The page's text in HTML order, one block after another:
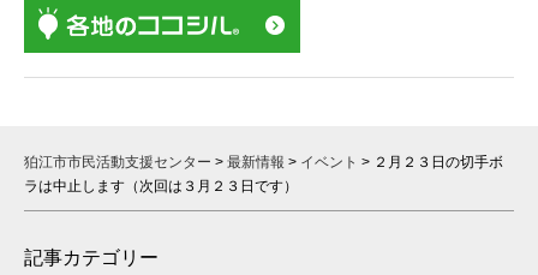
狛江市市民活動支援センター > 最新情報 > イベント > ２月２３日の切手ボ
ラは中止します（次回は３月２３日です）
記事カテゴリー